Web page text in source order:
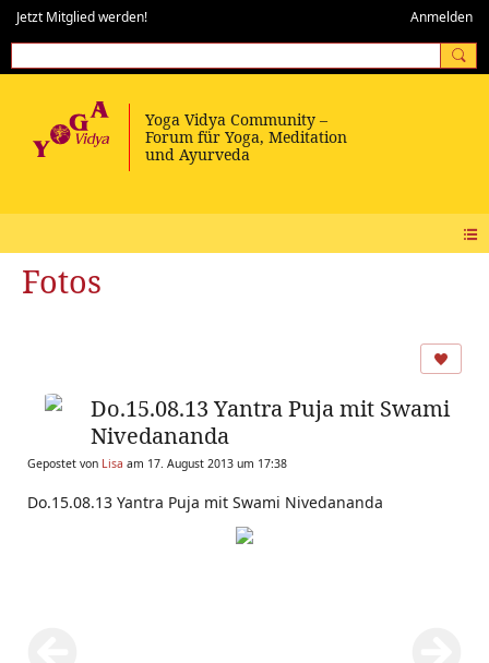
Jetzt Mitglied werden! Anmelden
Fotos
Do.15.08.13 Yantra Puja mit Swami
Nivedananda
Gepostet von Lisa am 17. August 2013 um 17:38
Do.15.08.13 Yantra Puja mit Swami Nivedananda